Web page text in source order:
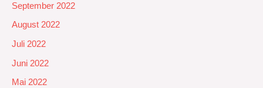
September 2022
August 2022
Juli 2022
Juni 2022
Mai 2022